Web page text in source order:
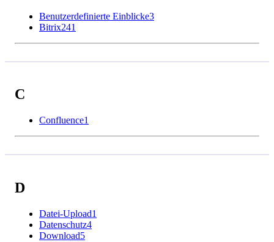
Benutzerdefinierte Einblicke3
Bitrix241
C
Confluence1
D
Datei-Upload1
Datenschutz4
Download5